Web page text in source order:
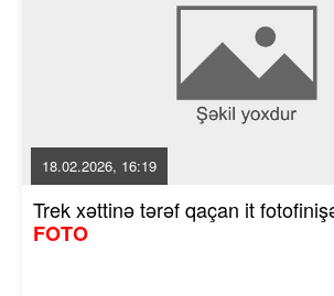
18.02.2026, 16:19
Trek xəttinə tərəf qaçan it
FOTO